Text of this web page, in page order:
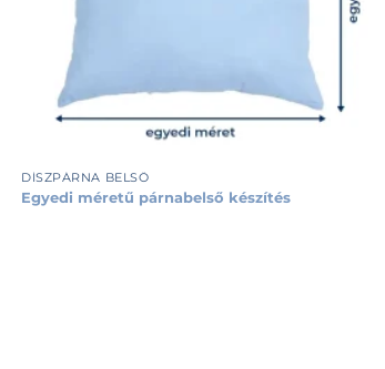
DÍSZPÁRNA BELSŐ
Egyedi méretű párnabelső készítés